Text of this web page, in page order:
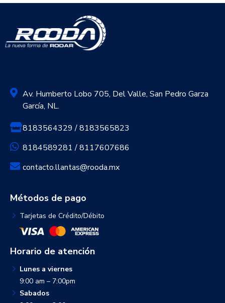
Av. Humberto Lobo 705, Del Valle, San Pedro Garza
García, NL.
8183564329 / 8183565823
8184589281 / 8117607686
contacto.llantas@rooda.mx
Horario de atención
Lunes a viernes
9:00 am – 7:00pm
Sabados
Métodos de pago
Tarjetas de Crédito/Débito